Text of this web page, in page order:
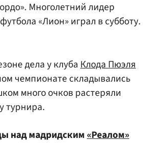
Многолетний лидер
«Лион» играл в субботу.
дела у клубаКлода Пюэля
чемпионате складывались
много очков растеряли
турнира.
над мадридским«Реалом»